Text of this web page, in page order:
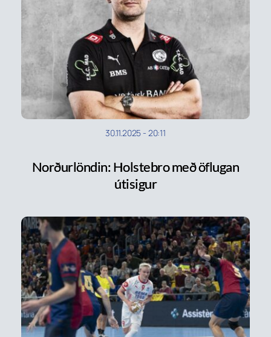
30.11.2025 - 20:11
Norðurlöndin: Holstebro með öflugan
útisigur